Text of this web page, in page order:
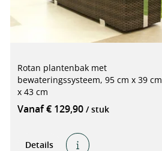
Rotan plantenbak met
bewateringssysteem, 95 cm x 39 cm
x 43 cm
Vanaf € 129,90 / stuk
Details